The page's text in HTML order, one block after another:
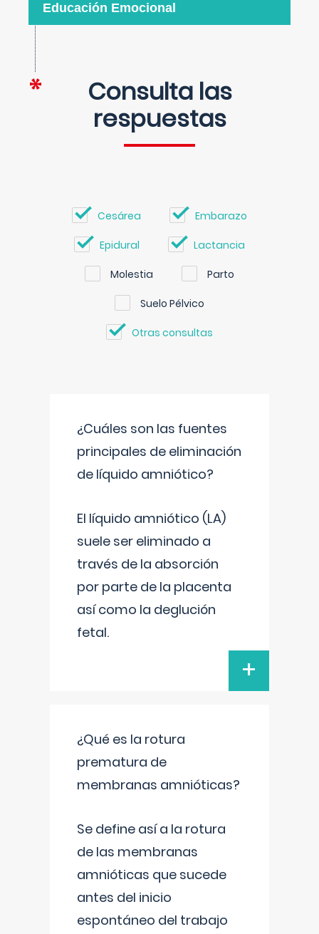
Educación Emocional
Consulta las
respuestas
Cesárea Embarazo
Epidural Lactancia
Molestia Parto
Suelo Pélvico
Otras consultas
¿Cuáles son las fuentes
principales de eliminación
de líquido amniótico?
El líquido amniótico (LA)
suele ser eliminado a
través de la absorción
por parte de la placenta
así como la deglución
fetal.
+
¿Qué es la rotura
prematura de
membranas amnióticas?
Se define así a la rotura
de las membranas
amnióticas que sucede
antes del inicio
espontáneo del trabajo